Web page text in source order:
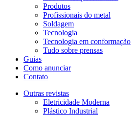
Produtos
Profissionais do metal
Soldagem
Tecnologia
Tecnologia em conformação
Tudo sobre prensas
Guias
Como anunciar
Contato
Outras revistas
Eletricidade Moderna
Plástico Industrial